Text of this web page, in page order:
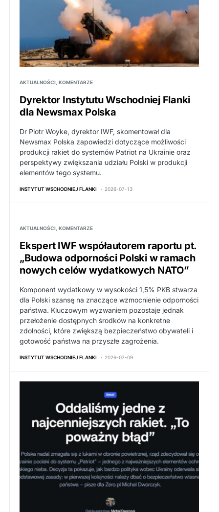
AKTUALNOŚCI KOMENTARZE
Dyrektor Instytutu Wschodniej Flanki
dla Newsmax Polska
Dr Piotr Woyke, dyrektor IWF, skomentował dla
Newsmax Polska zapowiedzi dotyczące możliwości
produkcji rakiet do systemów Patriot na Ukrainie oraz
perspektywy zwiększania udziału Polski w produkcji
elementów tego systemu.
INSTYTUT WSCHODNIEJ FLANKI 2026-07-13
AKTUALNOŚCI KOMENTARZE
Ekspert IWF współautorem raportu pt.
„Budowa odporności Polski w ramach
nowych celów wydatkowych NATO”
Komponent wydatkowy w wysokości 1,5% PKB stwarza
dla Polski szansę na znaczące wzmocnienie odporności
państwa. Kluczowym wyzwaniem pozostaje jednak
przełożenie dostępnych środków na konkretne
zdolności, które zwiększą bezpieczeństwo obywateli i
gotowość państwa na przyszłe zagrożenia.
INSTYTUT WSCHODNIEJ FLANKI 2026-07-09